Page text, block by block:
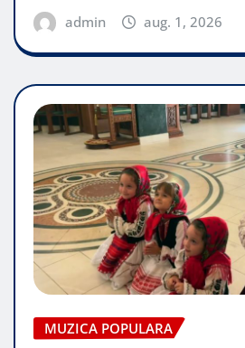
admin aug. 1, 2026
MUZICA POPULARA